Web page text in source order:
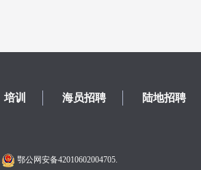
培训 海员招聘 陆地招聘
鄂公网安备42010602004705.